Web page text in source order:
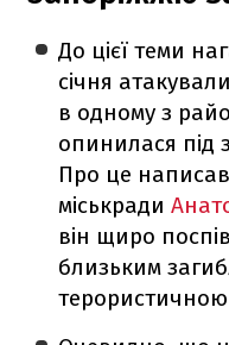
До цієї теми
січня
в одному з
опинилася під
Про це написав
міськради
він щиро
близьким